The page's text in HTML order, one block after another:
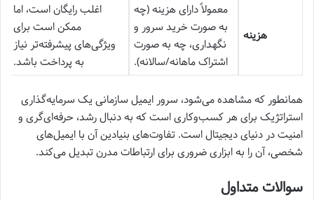
هزینه
معمولاً دارای هزینه (چه
به صورت خرید سرور و
نگهداری، چه به صورت
اشتراک ماهانه/سالانه).
اغلب رایگان است، اما
ممکن است برای
ویژگی‌های پیشرفته‌تر نیاز
به پرداخت باشد.
همانطور که مشاهده می‌شود، سرور ایمیل سازمانی یک سرمایه‌گذاری
استراتژیک برای هر کسب‌وکاری است که به دنبال رشد، حرفه‌ای‌گری و
امنیت در دنیای دیجیتال است. تفاوت‌های بنیادین آن با ایمیل‌های
شخصی، آن را به ابزاری ضروری برای ارتباطات مدرن تبدیل می‌کند.
سوالات متداول